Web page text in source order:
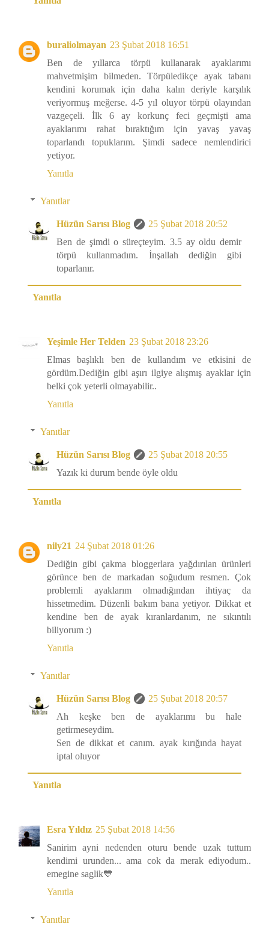
buraliolmayan 23 Şubat 2018 16:51
Ben de yıllarca törpü kullanarak ayaklarımı
mahvetmişim bilmeden. Törpüledikçe ayak tabanı
kendini korumak için daha kalın deriyle karşılık
veriyormuş meğerse. 4-5 yıl oluyor törpü olayından
vazgeçeli. İlk 6 ay korkunç feci geçmişti ama
ayaklarımı rahat bıraktığım için yavaş yavaş
toparlandı topuklarım. Şimdi sadece nemlendirici
yetiyor.
Yanıtla
Yanıtlar
Hüzün Sarısı Blog
25 Şubat 2018 20:52
Ben de şimdi o süreçteyim. 3.5 ay oldu demir
törpü kullanmadım. İnşallah dediğin gibi
toparlanır.
Yanıtla
Yeşimle Her Telden 23 Şubat 2018 23:26
Elmas başlıklı ben de kullandım ve etkisini de
gördüm.Dediğin gibi aşırı ilgiye alışmış ayaklar için
belki çok yeterli olmayabilir..
Yanıtla
Yanıtlar
Hüzün Sarısı Blog
25 Şubat 2018 20:55
Yazık ki durum bende öyle oldu
Yanıtla
nily21 24 Şubat 2018 01:26
Dediğin gibi çakma bloggerlara yağdırılan ürünleri
görünce ben de markadan soğudum resmen. Çok
problemli ayaklarım olmadığından ihtiyaç da
hissetmedim. Düzenli bakım bana yetiyor. Dikkat et
kendine ben de ayak kıranlardanım, ne sıkıntılı
biliyorum :)
Yanıtla
Yanıtlar
Hüzün Sarısı Blog
25 Şubat 2018 20:57
Ah keşke ben de ayaklarımı bu hale
getirmeseydim.
Sen de dikkat et canım. ayak kırığında hayat
iptal oluyor
Yanıtla
Esra Yıldız 25 Şubat 2018 14:56
Sanirim ayni nedenden oturu bende uzak tuttum
kendimi urunden... ama cok da merak ediyodum..
emegine saglik💙
Yanıtla
Yanıtlar